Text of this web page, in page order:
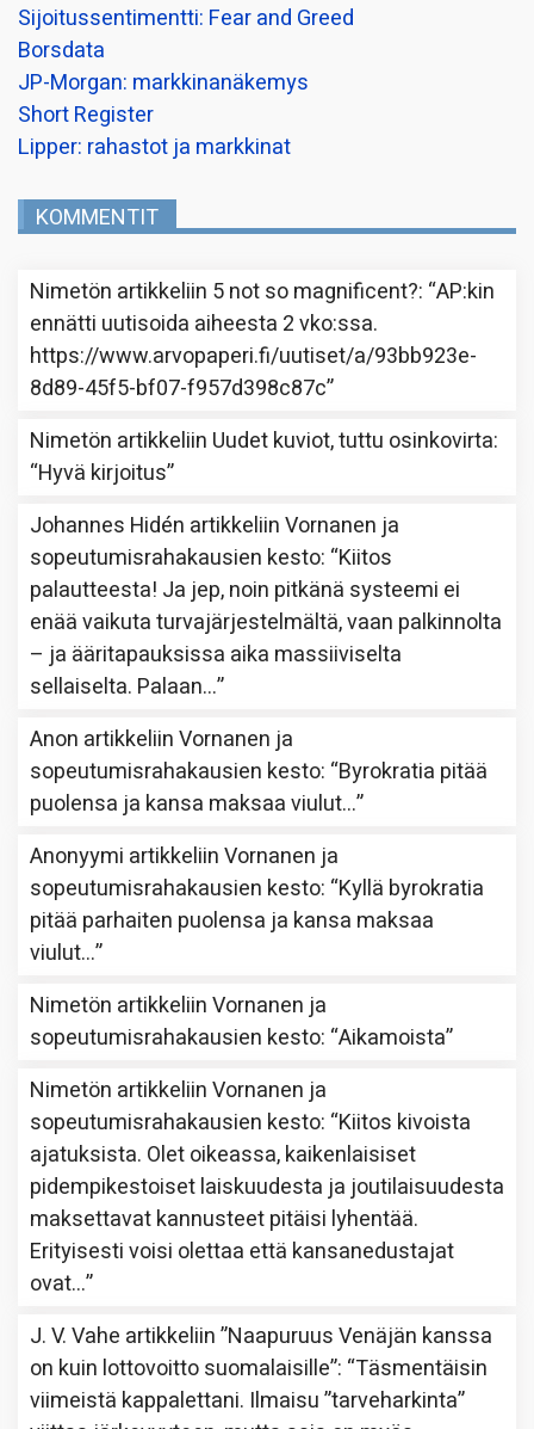
Sijoitussentimentti: Fear and Greed
Borsdata
JP-Morgan: markkinanäkemys
Short Register
Lipper: rahastot ja markkinat
KOMMENTIT
Nimetön artikkeliin 5 not so magnificent?: “AP:kin
ennätti uutisoida aiheesta 2 vko:ssa.
https://www.arvopaperi.fi/uutiset/a/93bb923e-
8d89-45f5-bf07-f957d398c87c”
Nimetön artikkeliin Uudet kuviot, tuttu osinkovirta:
“Hyvä kirjoitus”
Johannes Hidén artikkeliinVornanen ja
sopeutumisrahakausien kesto: “Kiitos
palautteesta! Ja jep, noin pitkänä systeemi ei
enää vaikuta turvajärjestelmältä, vaan palkinnolta
– ja ääritapauksissa aika massiiviselta
sellaiselta. Palaan…”
Anon artikkeliinVornanen ja
sopeutumisrahakausien kesto: “Byrokratia pitää
puolensa ja kansa maksaa viulut…”
Anonyymi artikkeliinVornanen ja
sopeutumisrahakausien kesto: “Kyllä byrokratia
pitää parhaiten puolensa ja kansa maksaa
viulut…”
Nimetön artikkeliinVornanen ja
sopeutumisrahakausien kesto: “Aikamoista”
Nimetön artikkeliinVornanen ja
sopeutumisrahakausien kesto: “Kiitos kivoista
ajatuksista. Olet oikeassa, kaikenlaisiset
pidempikestoiset laiskuudesta ja joutilaisuudesta
maksettavat kannusteet pitäisi lyhentää.
Erityisesti voisi olettaa että kansanedustajat
ovat…”
J. V. Vahe artikkeliin”Naapuruus Venäjän kanssa
on kuin lottovoitto suomalaisille”: “Täsmentäisin
viimeistä kappalettani. Ilmaisu ”tarveharkinta”